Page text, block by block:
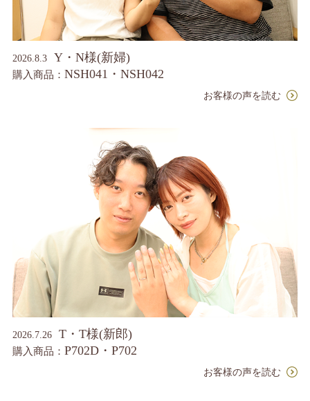
2026.8.3 Y・N様(新婦)
購入商品： NSH041・NSH042
お客様の声を読む
2026.7.26 T・T様(新郎)
購入商品： P702D・P702
お客様の声を読む